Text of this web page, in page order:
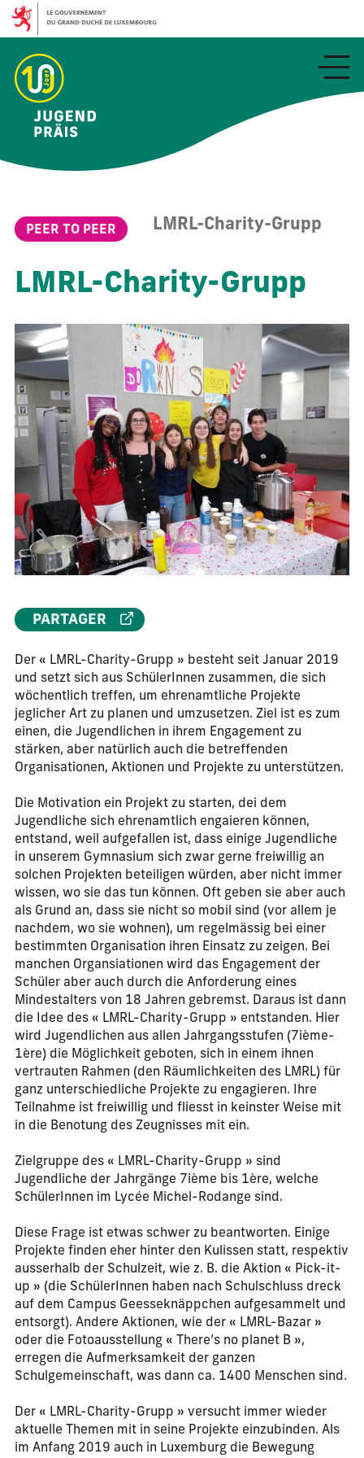
PEER TO PEER LMRL-Charity-Grupp
LMRL-Charity-Grupp
Der « LMRL-Charity-Grupp » besteht seit Januar 2019
und setzt sich aus SchülerInnen zusammen, die sich
wöchentlich treffen, um ehrenamtliche Projekte
jeglicher Art zu planen und umzusetzen. Ziel ist es zum
einen, die Jugendlichen in ihrem Engagement zu
stärken, aber natürlich auch die betreffenden
Organisationen, Aktionen und Projekte zu unterstützen.
Die Motivation ein Projekt zu starten, dei dem
Jugendliche sich ehrenamtlich engaieren können,
entstand, weil aufgefallen ist, dass einige Jugendliche
in unserem Gymnasium sich zwar gerne freiwillig an
solchen Projekten beteiligen würden, aber nicht immer
wissen, wo sie das tun können. Oft geben sie aber auch
als Grund an, dass sie nicht so mobil sind (vor allem je
nachdem, wo sie wohnen), um regelmässig bei einer
bestimmten Organisation ihren Einsatz zu zeigen. Bei
manchen Organsiationen wird das Engagement der
Schüler aber auch durch die Anforderung eines
Mindestalters von 18 Jahren gebremst. Daraus ist dann
die Idee des « LMRL-Charity-Grupp » entstanden. Hier
wird Jugendlichen aus allen Jahrgangsstufen (7ième-
1ère) die Möglichkeit geboten, sich in einem ihnen
vertrauten Rahmen (den Räumlichkeiten des LMRL) für
ganz unterschiedliche Projekte zu engagieren. Ihre
Teilnahme ist freiwillig und fliesst in keinster Weise mit
in die Benotung des Zeugnisses mit ein.
Zielgruppe des « LMRL-Charity-Grupp » sind
Jugendliche der Jahrgänge 7ième bis 1ère, welche
SchülerInnen im Lycée Michel-Rodange sind.
Diese Frage ist etwas schwer zu beantworten. Einige
Projekte finden eher hinter den Kulissen statt, respektiv
ausserhalb der Schulzeit, wie z. B. die Aktion « Pick-it-
up » (die SchülerInnen haben nach Schulschluss dreck
auf dem Campus Geesseknäppchen aufgesammelt und
entsorgt). Andere Aktionen, wie der « LMRL-Bazar »
oder die Fotoausstellung « There’s no planet B »,
erregen die Aufmerksamkeit der ganzen
Schulgemeinschaft, was dann ca. 1400 Menschen sind.
Der « LMRL-Charity-Grupp » versucht immer wieder
aktuelle Themen mit in seine Projekte einzubinden. Als
im Anfang 2019 auch in Luxemburg die Bewegung
PARTAGER